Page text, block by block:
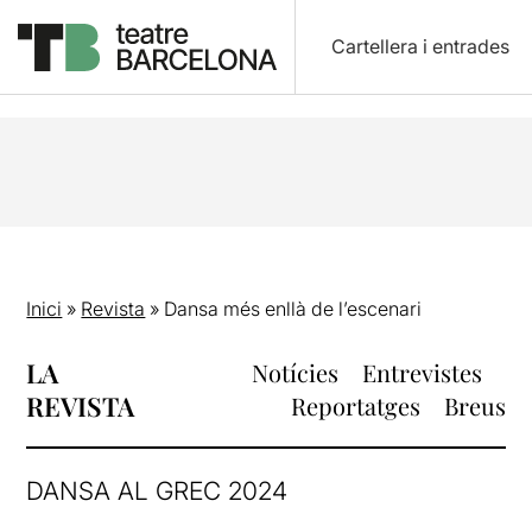
Cartellera i entrades
Inici » Revista » Dansa més enllà de l’escenari
LA
REVISTA
Notícies
Entrevistes
Reportatges
Breus
DANSA AL GREC 2024